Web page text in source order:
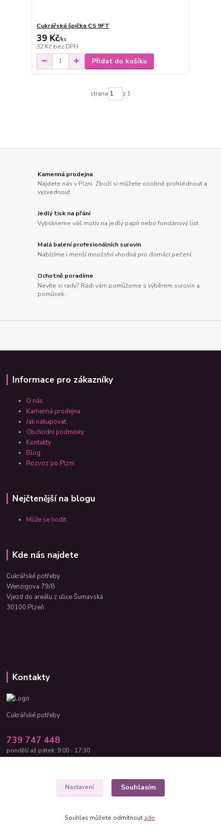
Cukrářská špička CS 9FT
39 Kč/ks
32 Kč bez DPH
Přidat do košíku
strana z 1
Kamenná prodejna
Najdete nás v Plzni. Zboží si můžete osobně prohlédnout a
vyzvednout.
Jedlý tisk na přání
Vytiskneme váš motiv na jedlý papír nebo fondánový list.
Malá balení profesionálních surovin
Nabízíme i menší množství vhodná pro domácí pečení.
Ochotně poradíme
Nevíte si rady? Rádi vám pomůžeme s výběrem surovin a
pomůcek.
Informace pro zákazníky
O nás
Kamenná prodejna
Jak nakupovat
Obchodní podmínky
Kontakty
Blog
Rozvoz po Plzni
Nejčtenější na blogu
Může se hodit
Kde nás najdete
Cukrářské potřeby
Wenzigova 79/8
Vjezd do areálu z ulice Šumavská
30100 Plzeň
Kontakty
Cukrářské potřeby
739 747 448
pondělí až pátek: 9:00 - 17:30
Nastavení Souhlasím
Souhlas můžete odmítnout zde.